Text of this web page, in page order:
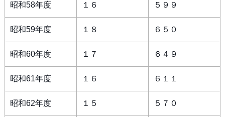
昭和58年度 １６ ５９９
昭和59年度 １８ ６５０
昭和60年度 １７ ６４９
昭和61年度 １６ ６１１
昭和62年度 １５ ５７０